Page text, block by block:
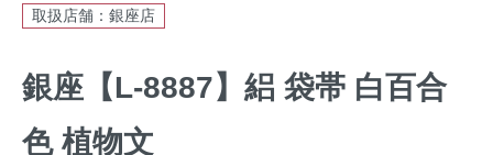
取扱店舗：銀座店
銀座【L-8887】絽 袋帯 白百合
色 植物文